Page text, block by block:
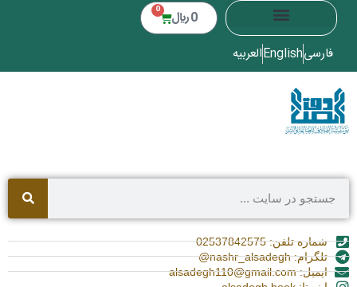
0 ﷼ 0
فارسیEnglishالعربیه
شماره تلفن: 02537842575
تلگرام: nashr_alsadegh@
ایمیل: alsadegh110@gmail.com